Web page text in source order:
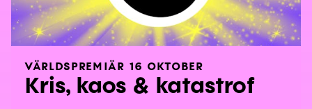
VÄRLDSPREMIÄR 16 OKTOBER
Kris, kaos & katastrof